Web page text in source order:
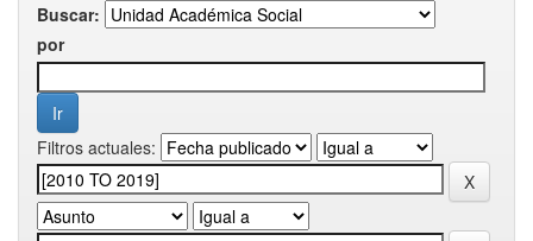
Buscar:
por
Filtros actuales: